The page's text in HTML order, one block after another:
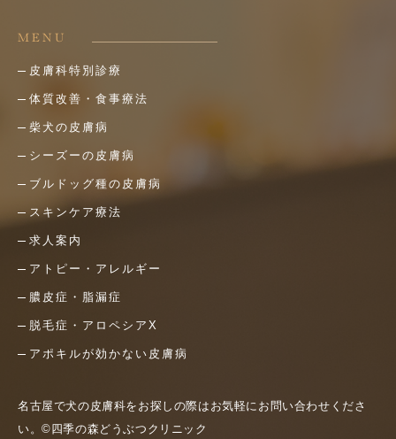
MENU
皮膚科特別診療
体質改善・食事療法
柴犬の皮膚病
シーズーの皮膚病
ブルドッグ種の皮膚病
スキンケア療法
求人案内
アトピー・アレルギー
膿皮症・脂漏症
脱毛症・アロペシアX
アポキルが効かない皮膚病
名古屋で犬の皮膚科をお探しの際はお気軽にお問い合わせくださ
い。©四季の森どうぶつクリニック